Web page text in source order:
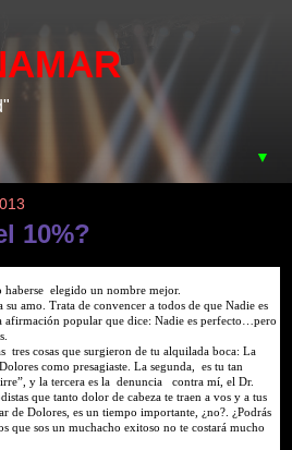
▼
10%?
elegido un nombre mejor.
amo. Trata de convencer a todos de que Nadie es
afirmación popular que dice: Nadie es perfecto…pero
tres cosas que surgieron de tu alquilada boca: La
como presagiaste. La segunda, es tu tan
y la tercera es la denuncia contra mí, el Dr.
que tanto dolor de cabeza te traen a vos y a tus
de Dolores, es un tiempo importante, ¿no?. ¿Podrás
que sos un muchacho exitoso no te costará mucho